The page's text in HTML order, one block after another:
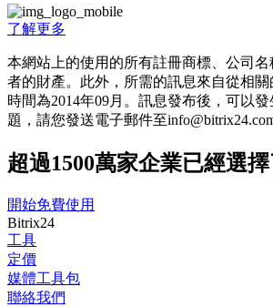
了解更多
本網站上的使用的所有註冊商標、公司
者的財產。此外，所需的訊息來自從相關
時間為201­4年09月。訊息發布後，可以
題，請您發送電子郵件至info@bitrix24.com
超過1500萬家企業已經選
開始免費使用
Bitrix24
工具
定價
媒體工具包
聯絡我們